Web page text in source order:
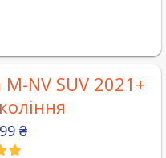
NV SUV 2021+
₴